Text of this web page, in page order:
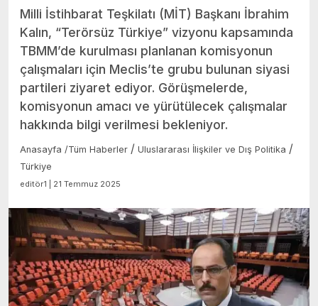
Milli İstihbarat Teşkilatı (MİT) Başkanı İbrahim
Kalın, “Terörsüz Türkiye” vizyonu kapsamında
TBMM’de kurulması planlanan komisyonun
çalışmaları için Meclis’te grubu bulunan siyasi
partileri ziyaret ediyor. Görüşmelerde,
komisyonun amacı ve yürütülecek çalışmalar
hakkında bilgi verilmesi bekleniyor.
Anasayfa /Tüm Haberler / Uluslararası İlişkiler ve Dış Politika /
Türkiye
editör1 | 21 Temmuz 2025